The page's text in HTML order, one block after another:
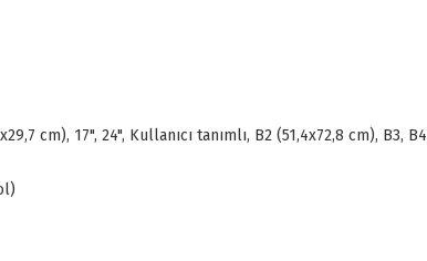
cm), 17", 24", Kullanıcı tanımlı, B2 (51,4x72,8 cm), B3, B4